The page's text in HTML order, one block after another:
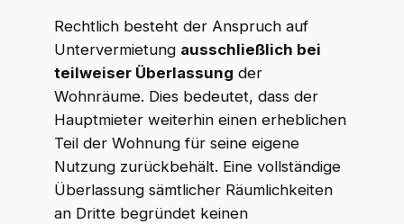
Rechtlich besteht der Anspruch auf
Untervermietung ausschließlich bei
teilweiser Überlassung der
Wohnräume. Dies bedeutet, dass der
Hauptmieter weiterhin einen erheblichen
Teil der Wohnung für seine eigene
Nutzung zurückbehält. Eine vollständige
Überlassung sämtlicher Räumlichkeiten
an Dritte begründet keinen